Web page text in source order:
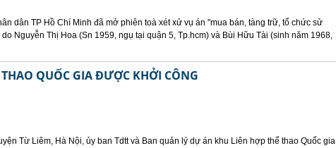
dân TP Hồ Chí Minh đã mở phiên toà xét xử vụ án "mua bán, tàng trữ, tổ chức sử
Nguyễn Thị Hoa (Sn 1959, ngụ tại quận 5, Tp.hcm) và Bùi Hữu Tài (sinh năm 1968,
QUỐC GIA ĐƯỢC KHỞI CÔNG
Từ Liêm, Hà Nội, ủy ban Tdtt và Ban quản lý dự án khu Liên hợp thể thao Quốc gia